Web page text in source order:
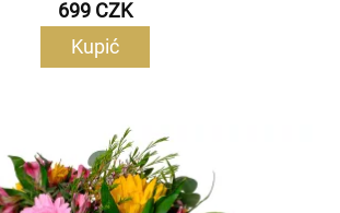
699 CZK
Kupić